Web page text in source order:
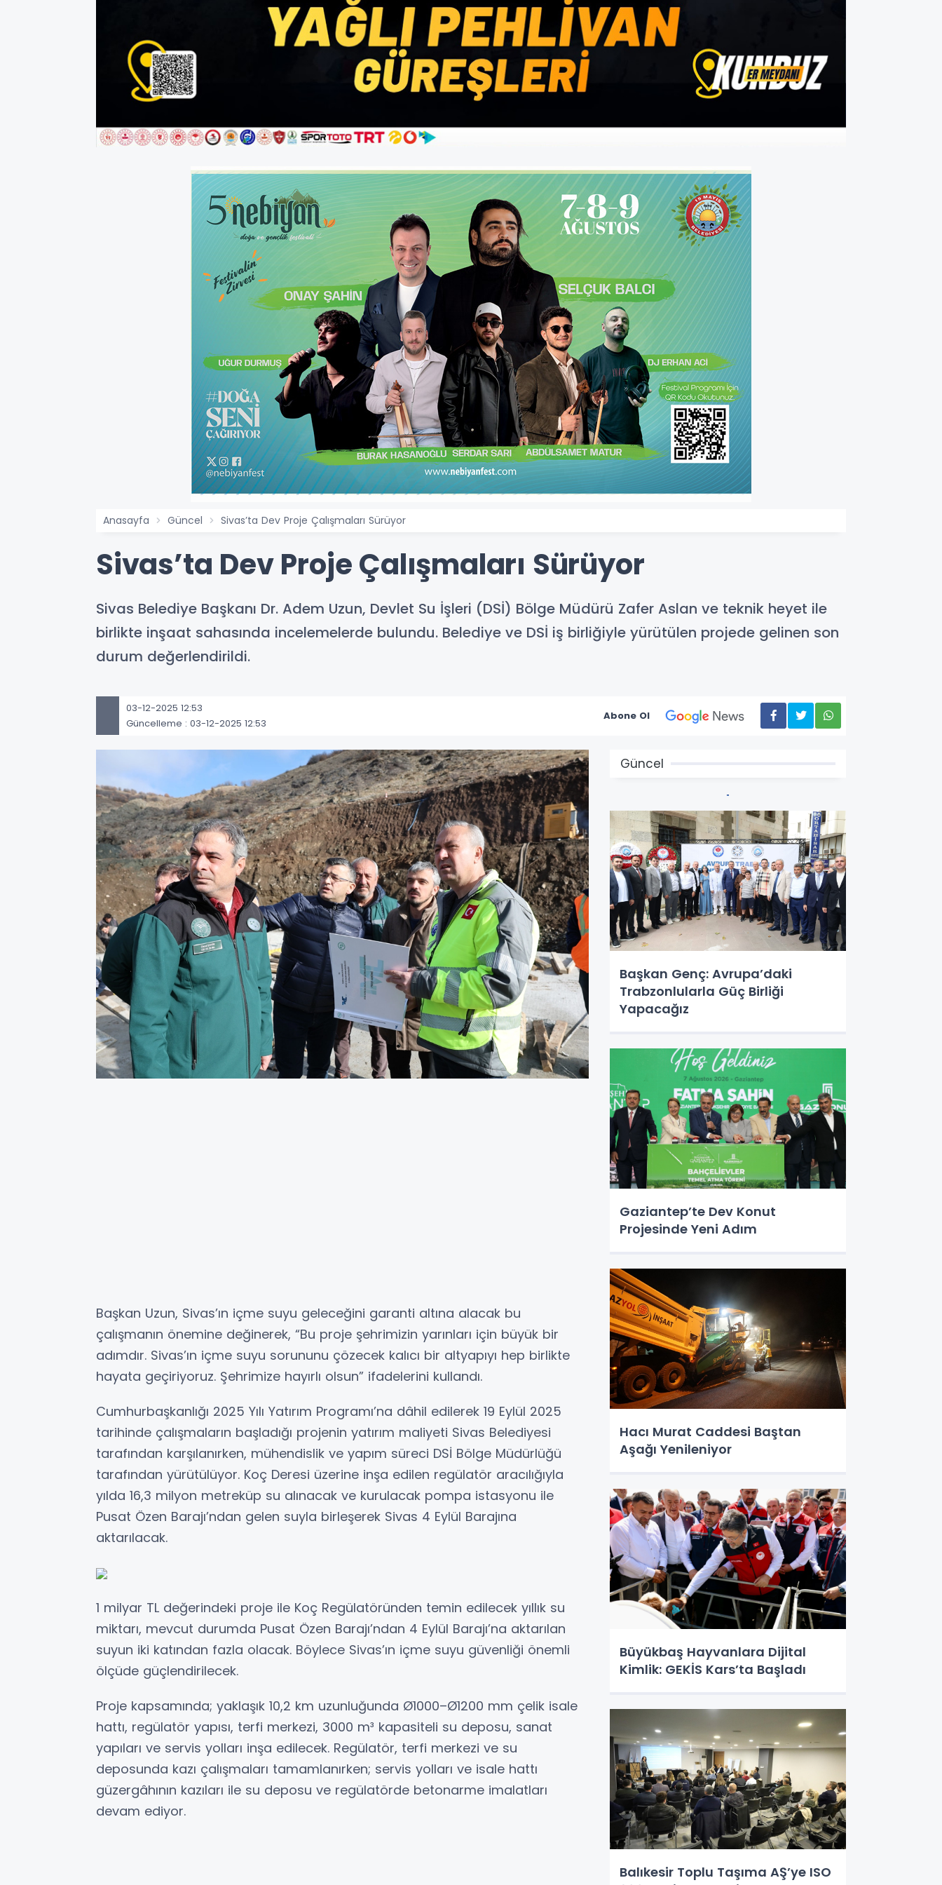
Anasayfa Güncel Sivas’ta Dev Proje Çalışmaları Sürüyor
Sivas’ta Dev Proje Çalışmaları Sürüyor
Sivas Belediye Başkanı Dr. Adem Uzun, Devlet Su İşleri (DSİ) Bölge Müdürü Zafer Aslan ve teknik heyet ile
birlikte inşaat sahasında incelemelerde bulundu. Belediye ve DSİ iş birliğiyle yürütülen projede gelinen son
durum değerlendirildi.
03-12-2025 12:53
Güncelleme : 03-12-2025 12:53
Abone Ol
Başkan Uzun, Sivas’ın içme suyu geleceğini garanti altına alacak bu
çalışmanın önemine değinerek, “Bu proje şehrimizin yarınları için büyük bir
adımdır. Sivas’ın içme suyu sorununu çözecek kalıcı bir altyapıyı hep birlikte
hayata geçiriyoruz. Şehrimize hayırlı olsun” ifadelerini kullandı.
Cumhurbaşkanlığı 2025 Yılı Yatırım Programı’na dâhil edilerek 19 Eylül 2025
tarihinde çalışmaların başladığı projenin yatırım maliyeti Sivas Belediyesi
tarafından karşılanırken, mühendislik ve yapım süreci DSİ Bölge Müdürlüğü
tarafından yürütülüyor. Koç Deresi üzerine inşa edilen regülatör aracılığıyla
yılda 16,3 milyon metreküp su alınacak ve kurulacak pompa istasyonu ile
Pusat Özen Barajı’ndan gelen suyla birleşerek Sivas 4 Eylül Barajına
aktarılacak.
1 milyar TL değerindeki proje ile Koç Regülatöründen temin edilecek yıllık su
miktarı, mevcut durumda Pusat Özen Barajı’ndan 4 Eylül Barajı’na aktarılan
suyun iki katından fazla olacak. Böylece Sivas’ın içme suyu güvenliği önemli
ölçüde güçlendirilecek.
Proje kapsamında; yaklaşık 10,2 km uzunluğunda Ø1000–Ø1200 mm çelik isale
hattı, regülatör yapısı, terfi merkezi, 3000 m³ kapasiteli su deposu, sanat
yapıları ve servis yolları inşa edilecek. Regülatör, terfi merkezi ve su
deposunda kazı çalışmaları tamamlanırken; servis yolları ve isale hattı
güzergâhının kazıları ile su deposu ve regülatörde betonarme imalatları
devam ediyor.
Güncel
Başkan Genç: Avrupa’daki
Trabzonlularla Güç Birliği
Yapacağız
Gaziantep’te Dev Konut
Projesinde Yeni Adım
Hacı Murat Caddesi Baştan
Aşağı Yenileniyor
Büyükbaş Hayvanlara Dijital
Kimlik: GEKİS Kars’ta Başladı
Balıkesir Toplu Taşıma AŞ’ye ISO